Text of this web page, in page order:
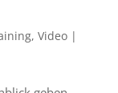
, Video|